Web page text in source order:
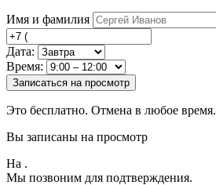
Имя и фамилия
Дата:
Время:
Записаться на просмотр
Это бесплатно. Отмена в любое время.
Вы записаны на просмотр
На .
Мы позвоним для подтверждения.